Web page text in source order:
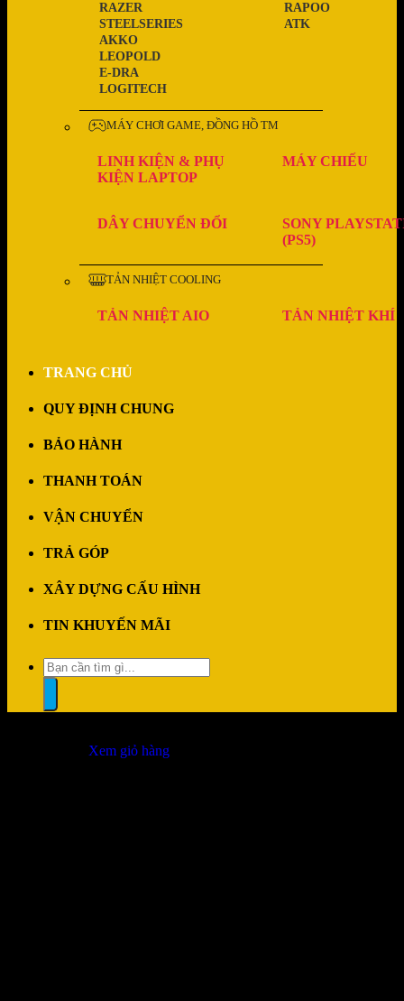
LOGITECH
E-DRA
LEOPOLD
AKKO
STEELSERIES
RAZER
ATK
RAPOO
MÁY CHƠI GAME, ĐỒNG HỒ TM
LINH KIỆN & PHỤ
KIỆN LAPTOP
MÁY CHIẾU
DÂY CHUYỂN ĐỔI
SONY
(PS5)
TẢN NHIỆT COOLING
TẢN NHIỆT AIO TẢN NHIỆT KHÍ
TRANG CHỦ
QUY ĐỊNH CHUNG
BẢO HÀNH
THANH TOÁN
VẬN CHUYỂN
TRẢ GÓP
XÂY DỰNG CẤU HÌNH
TIN KHUYẾN MÃI
Tìm
kiếm:
Xem giỏ hàng